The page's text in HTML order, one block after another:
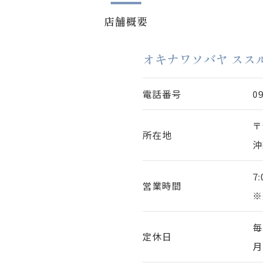
店舗概要
オキナワソバヤ スス
電話番号
所在地
営業時間
※
定休日